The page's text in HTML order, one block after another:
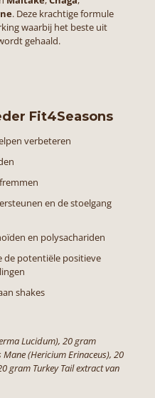
. Deze krachtige formule
waarbij het beste uit
gehaald.
Fit4Seasons
verbeteren
en de stoelgang
en polysachariden
de potentiële positieve
shakes
Lucidum), 20 gram
(Hericium Erinaceus), 20
gram Turkey Tail extract van